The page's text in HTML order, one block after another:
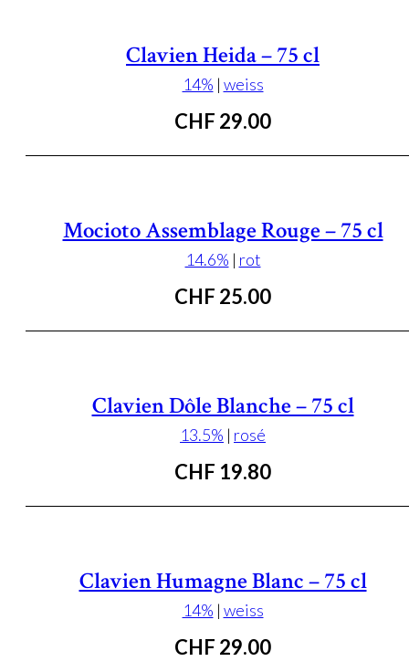
Clavien Heida – 75 cl
14% | weiss
CHF 29.00
Mocioto Assemblage Rouge – 75 cl
14.6% | rot
CHF 25.00
Clavien Dôle Blanche – 75 cl
13.5% | rosé
CHF 19.80
Clavien Humagne Blanc – 75 cl
14% | weiss
CHF 29.00